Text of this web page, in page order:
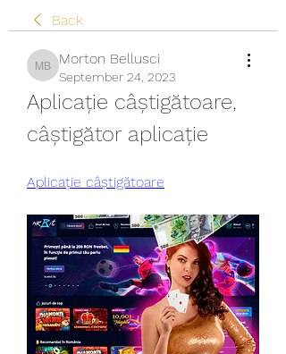
Back
Morton Bellusci
Morton Bellusci
September 24, 2023
Aplicație câștigătoare,
câștigător aplicație
Aplicație câștigătoare